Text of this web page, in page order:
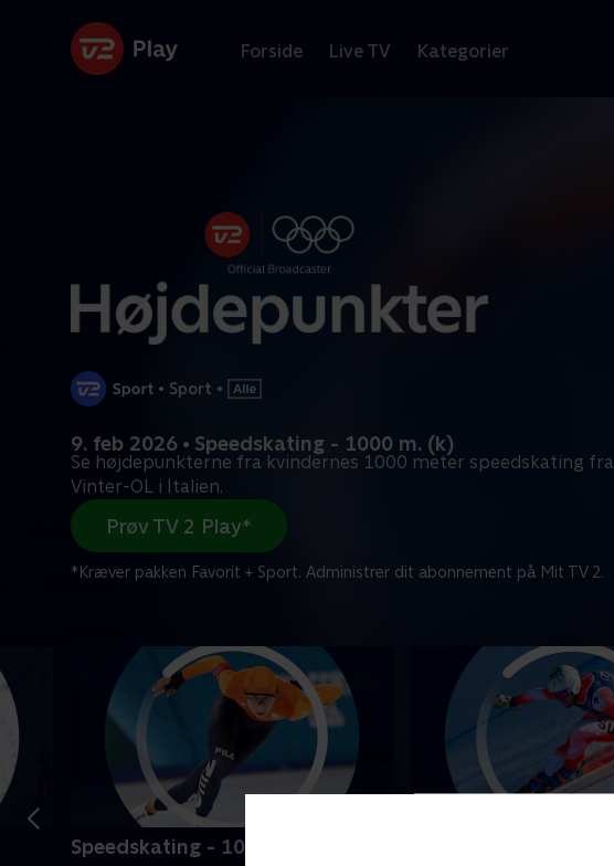
Forside Live TV Kategorier
• Sport •
9. feb 2026 • Speedskating - 1000 m. (k)
Se højdepunkterne fra kvindernes 1000 meter speedskating fra
Vinter-OL i Italien.
Prøv TV 2 Play*
*Kræver pakken Favorit + Sport. Administrer dit abonnement på Mit TV 2.
Speedskating - 1000 m. (k)